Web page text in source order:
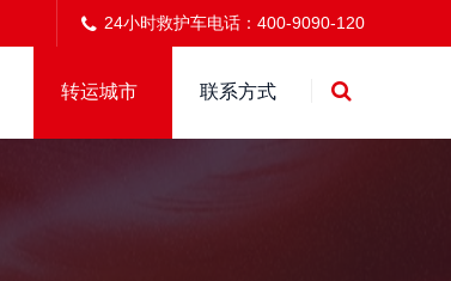
24小时救护车电话：400-9090-120
转运城市 联系方式